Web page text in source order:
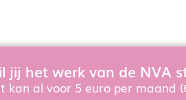
functioneren en te verbeteren
privacyverklaring , die ook geldt als u
jij het werk van de NVA
kan al voor 5 euro per maand